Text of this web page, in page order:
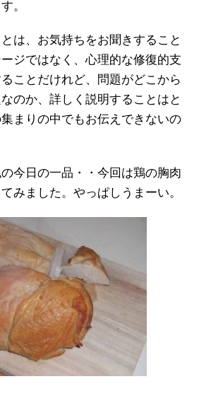
。
は、お気持ちをお聞きすること
ジではなく、心理的な修復的支
ことだけれど、問題がどこから
のか、詳しく説明することはと
まりの中でもお伝えできないの
今日の一品・・今回は鶏の胸肉
みました。やっぱしうまーい。